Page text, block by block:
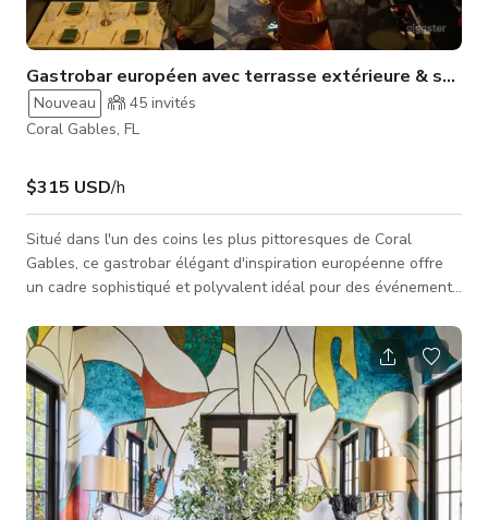
Gastrobar européen avec terrasse extérieure & salon
Nouveau 45 invités
Coral Gables, FL
$315 USD/h
Situé dans l'un des coins les plus pittoresques de Coral
Gables, ce gastrobar élégant d'inspiration européenne offre
un cadre sophistiqué et polyvalent idéal pour des événements
séances photo, des activations de marque et des
rassemblements haut de gamme. Entouré de lumières
scintillantes, d'une végétation luxuriante et de deux
magnifiques fontaines, le lieu capture l'atmosphère
romantique d'une soirée en Europe. La